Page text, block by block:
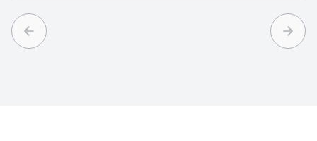
Previous slide Next